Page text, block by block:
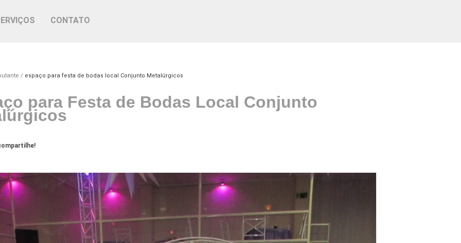
CONTATO
espaço para festa de bodas local Conjunto Metalúrgicos
para Festa de Bodas Local Conjunto